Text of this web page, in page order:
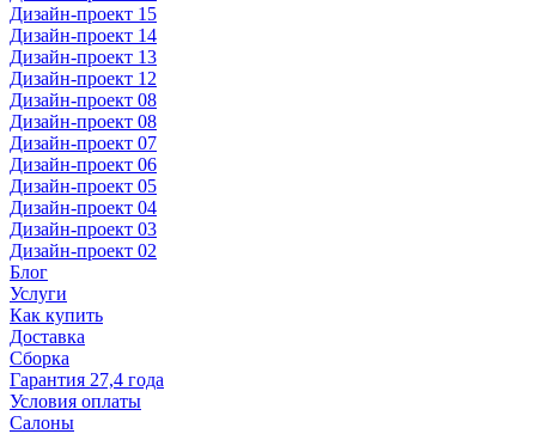
Дизайн-проект 15
Дизайн-проект 14
Дизайн-проект 13
Дизайн-проект 12
Дизайн-проект 08
Дизайн-проект 08
Дизайн-проект 07
Дизайн-проект 06
Дизайн-проект 05
Дизайн-проект 04
Дизайн-проект 03
Дизайн-проект 02
Блог
Услуги
Как купить
Доставка
Сборка
Гарантия 27,4 года
Условия оплаты
Салоны